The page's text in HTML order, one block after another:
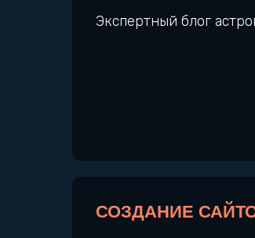
Экспертный блог
СОЗДАНИЕ